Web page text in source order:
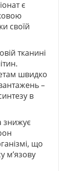
є
своїй
тканині
швидко
–
в
знижує
що
м’язову